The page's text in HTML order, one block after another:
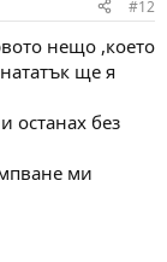
#12
нещо ,което
ще я
останах без
ми